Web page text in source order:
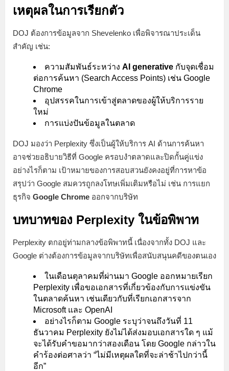
เหตุผลในการเรียกตัว
DOJ ต้องการข้อมูลจาก Shevelenko เพื่อพิจารณาประเด็น
สำคัญ เช่น:
ความสัมพันธ์ระหว่าง AI generative กับจุดเชื่อม
ต่อการค้นหา (Search Access Points) เช่น Google
Chrome
อุปสรรคในการเข้าสู่ตลาดของผู้ให้บริการราย
ใหม่
การแบ่งปันข้อมูลในตลาด
DOJ มองว่า Perplexity ซึ่งเป็นผู้ให้บริการ AI ด้านการค้นหา
อาจช่วยอธิบายวิธีที่ Google ครอบงำตลาดและปิดกั้นคู่แข่ง
อย่างไรก็ตาม เป้าหมายของการสอบสวนยังคงอยู่ที่การหาข้อ
สรุปว่า Google สมควรถูกลงโทษเพิ่มเติมหรือไม่ เช่น การแยก
ธุรกิจ Google Chrome ออกจากบริษัท
บทบาทของ Perplexity ในข้อพิพาท
Perplexity ตกอยู่ท่ามกลางข้อพิพาทนี้ เนื่องจากทั้ง DOJ และ
Google ต่างต้องการข้อมูลจากบริษัทเพื่อสนับสนุนคดีของตนเอง
ในเดือนตุลาคมที่ผ่านมา Google ออกหมายเรียก
Perplexity เพื่อขอเอกสารที่เกี่ยวข้องกับการแข่งขัน
ในตลาดค้นหา เช่นเดียวกับที่เรียกเอกสารจาก
Microsoft และ OpenAI
อย่างไรก็ตาม Google ระบุว่าจนถึงวันที่ 11
ธันวาคม Perplexity ยังไม่ได้ส่งมอบเอกสารใด ๆ แม้
จะได้รับคำขอมากว่าสองเดือน โดย Google กล่าวใน
คำร้องต่อศาลว่า “ไม่มีเหตุผลใดที่จะล่าช้าไปกว่านี้
อีก”